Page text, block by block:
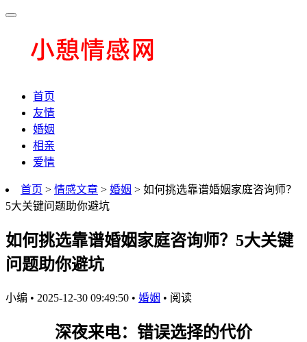
首页
友情
婚姻
相亲
爱情
首页 > 情感文章 > 婚姻 > 如何挑选靠谱婚姻家庭咨询师？
5大关键问题助你避坑
如何挑选靠谱婚姻家庭咨询师？5大关键
问题助你避坑
小编 • 2025-12-30 09:49:50 • 婚姻 • 阅读
深夜来电：错误选择的代价